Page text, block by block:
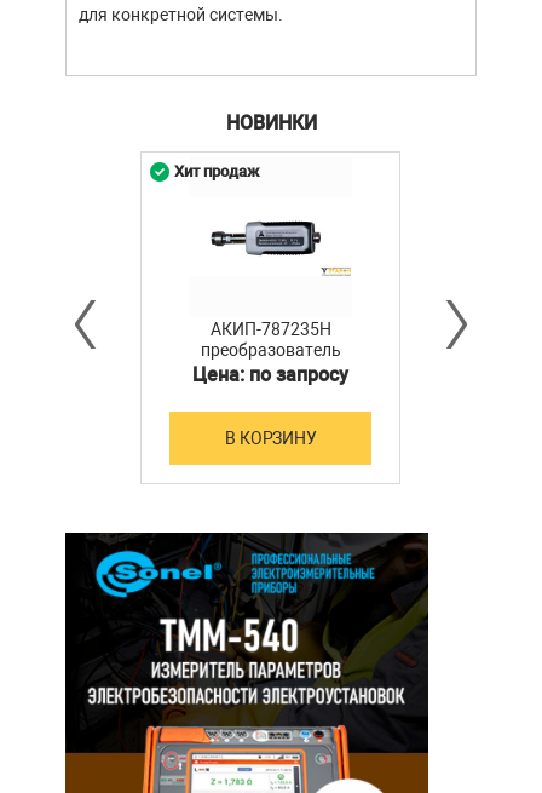
для конкретной системы.
НОВИНКИ
АКИП-787235H
преобразователь
мощности
Цена: по запросу
В КОРЗИНУ
Хит продаж